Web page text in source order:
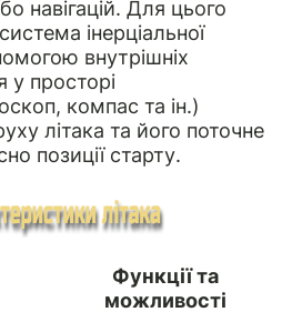
навігацій. Для цього
інерціальної
внутрішніх
у просторі
компас та ін.)
літака та його поточне
позиції старту.
Функції та
можливості